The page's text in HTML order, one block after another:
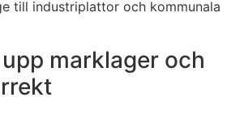
till industriplattor och kommunala
marklager och